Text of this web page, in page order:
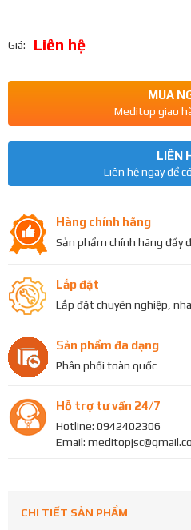
Giá: Liên hệ
MUA
Meditop giao
LIÊN
Liên hệ ngay để
Hàng chính hãng
Sản phẩm chính hãng đầy
Lắp đặt
Lắp đặt chuyên nghiệp,
Sản phẩm đa dạng
Phân phối toàn quốc
Hỗ trợ tư vấn 24/7
Hotline: 0942402306
Email:
CHI TIẾT SẢN PHẨM